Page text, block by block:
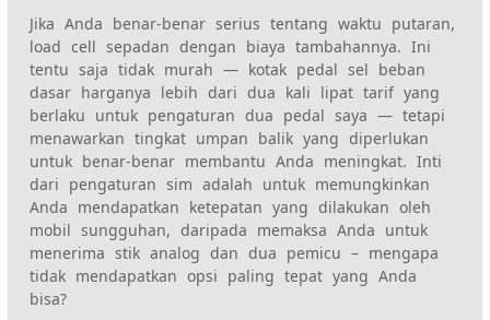
Jika Anda benar-benar serius tentang waktu putaran,
load cell sepadan dengan biaya tambahannya. Ini
tentu saja tidak murah — kotak pedal sel beban
dasar harganya lebih dari dua kali lipat tarif yang
berlaku untuk pengaturan dua pedal saya — tetapi
menawarkan tingkat umpan balik yang diperlukan
untuk benar-benar membantu Anda meningkat. Inti
dari pengaturan sim adalah untuk memungkinkan
Anda mendapatkan ketepatan yang dilakukan oleh
mobil sungguhan, daripada memaksa Anda untuk
menerima stik analog dan dua pemicu – mengapa
tidak mendapatkan opsi paling tepat yang Anda
bisa?